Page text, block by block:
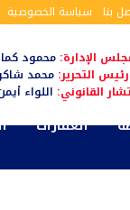
بنا سياسة الخصوصية
الإدارة: محمود
رئيس التحرير:محمد
القانوني: اللواء
العقارات